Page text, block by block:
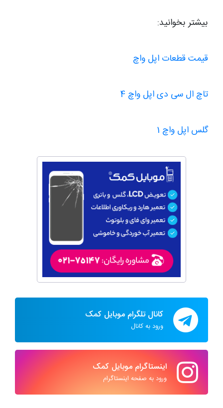
بیشتر بخوانید:
قیمت قطعات اپل واچ
تاچ ال سی دی اپل واچ 4
گلس اپل واچ 1
کانال تلگرام موبایل کمک
ورود به کانال
اینستاگرام موبایل کمک
ورود به صفحه اینستاگرام